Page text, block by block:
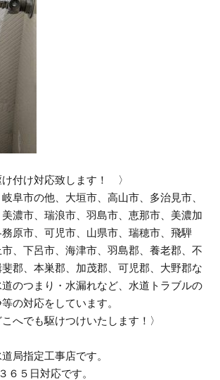
付け対応致します！ 〉
阜市の他、大垣市、高山市、多治見市、
濃市、瑞浪市、羽島市、恵那市、美濃加
原市、可児市、山県市、瑞穂市、飛騨
、下呂市、海津市、羽島郡、養老郡、不
郡、本巣郡、加茂郡、可児郡、大野郡な
のつまり・水漏れなど、水道トラブルの
の対応をしています。
こへでも駆けつけいたします！〉
局指定工事店です。
６５日対応です。